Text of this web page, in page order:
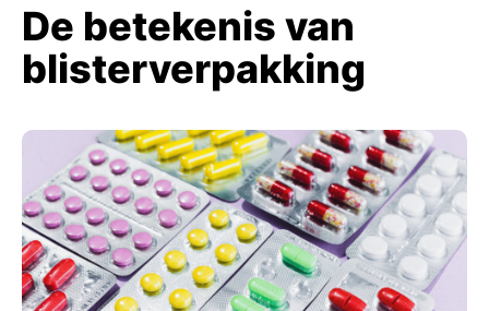
De betekenis van
blisterverpakking